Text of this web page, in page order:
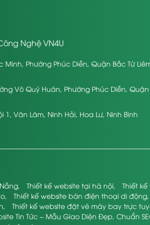
Nghệ VN4U
Minh, Phường Phúc Diễn, Quận Bắc Từ
Võ Quý Huân, Phường Phúc Diễn, Quận
1, Văn Lâm, Ninh Hải, Hoa Lư, Ninh Bình
, Thiết kế website tại hà nội, Thiết
, Thiết kế website bán điện thoại di động,
, Thiết kế website đặt vé máy bay trực
Tin Tức – Mẫu Giao Diện Đẹp, Chuẩn